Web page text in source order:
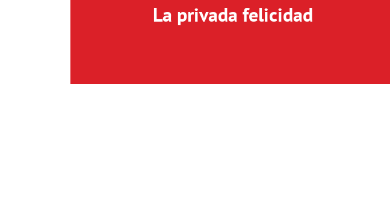
La privada felicidad